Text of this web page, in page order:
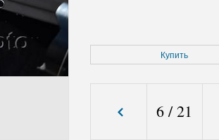
Купить
6 /21